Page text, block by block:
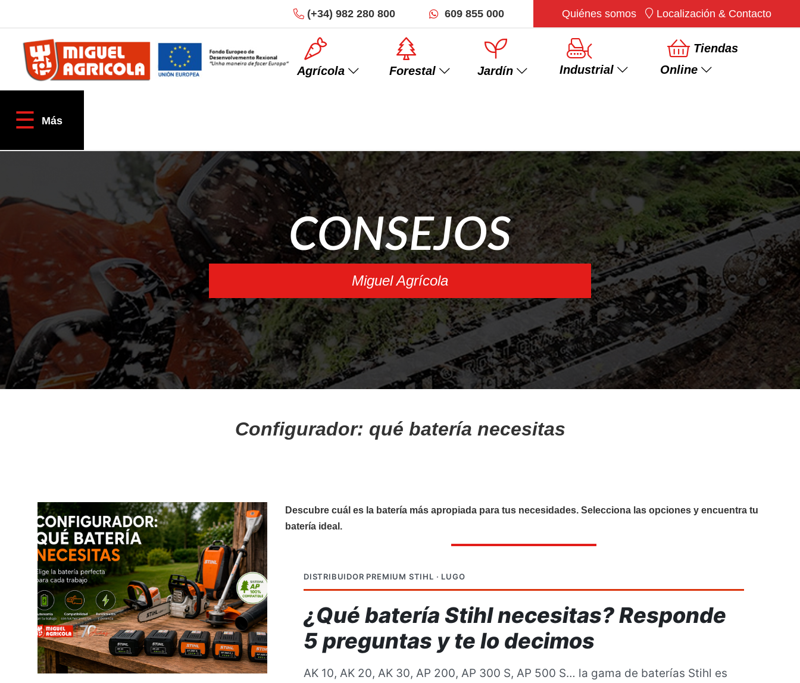
(+34) 982 280 800 609 855 000 Quiénes somos Localización & Contacto
Agrícola Forestal Jardín Industrial
Tiendas
Online
☰ Más
×
QUIÉNES SOMOS
Empresa
TIENDAS ONLINE
Inforecambios
BLOG
Noticias
Consejos
MULTIMEDIA
Nuestras marcas
CATÁLOGOS
Ofertas
Productos
AGRÍCOLA
Tractores TAFE Minitractores Trituradoras Rotovator/Fresadora Desbrozadoras
Retroexcavadoras Arados Arranca patatas Motoazadas Atomizadores
Motosierras Desbrozadoras Repuestos Lubricantes Máquinas de batería
CONSEJOS
Miguel Agrícola
Configurador: qué batería necesitas
Descubre cuál es la batería más apropiada para tus necesidades. Selecciona las opciones y encuentra tu
batería ideal.
DISTRIBUIDOR PREMIUM STIHL · LUGO
¿Qué batería Stihl necesitas? Responde
5 preguntas y te lo decimos
AK 10, AK 20, AK 30, AP 200, AP 300 S, AP 500 S… la gama de baterías Stihl es